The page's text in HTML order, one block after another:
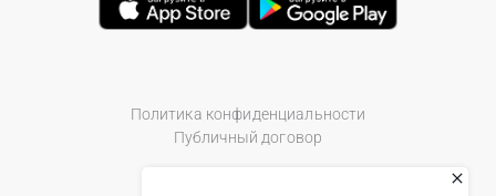
Политика конфиденциальности
Публичный договор